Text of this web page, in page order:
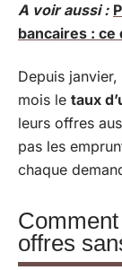
A voir aussi :
bancaires :
Depuis janvier,
mois le taux
leurs offres
pas les
chaque
offres